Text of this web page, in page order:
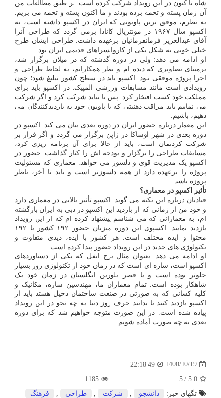
شاه تا کنون در این رویداد شرکت کرده است. بر طبق مطالعات من
آن زمان پسته و تخمه برده بودند و ما اکنون پسته و تخمه می بریم.
به نظرم، موفق ترین پاویونی که ایران در اکسپو داشته است، به
اکسپو سال ۱۹۶۷ در مونتریال کانادا برمی گردد که طراحی آنرا
آقای عبدالعزیز فرمانفرمائیان برعهده داشت. طراحی ایشان طرح
خیلی خوبی به شکل یکی از کاروانسراهای قدیمی ایران بود.
او ادامه می دهد: ولی در دوره گذشته که در میلان برگزار شد،
برمبنای تصاویری که دیده ام و نظر همکارانم، به لحاظ طراحی و
اجرا پروژه موفقی نبود. اکسپو باید در سطح کشور تبلیغ شود؛ چون
رویدادی است مانند مسابقات ورزشی المپیک. در اکسپو باید برای
مملکت خود کسب افتخار کرد. پس یا نباید شرکت کرد و اگر شرکت
می نماییم باید مراقب ذهنیتی که با پاویون خود به بازدیدکنندگان می
دهیم، باشیم.
این معمار درباره حضور ایران در دوره بعدی بیان می کند: اکسپو در
دوره بعدی در شهر اوساکا در ژاپن برگزار می گردد و اگر قرار بر
شرکت کردنمان است، باید از حالا برای آن برنامه ریزی کرد،
مسابقات طراحی را برگزار و بودجه اش را کنار گذاشت. حضور در
اکسپو یک مدیریت قوی و دلسوز می خواهد. معماری که مسئولیت
پروژه را برعهده دارد از همه دلسوزتر است و باید تا آخر، ناظر
پروژه باشد.
تأثیر اکسپو در معماری؟
قبادیان درباره این نکته می گوید: اکسپو تأثیر بالایی در معماری دارد
و خود من از زمانی که از بازدید این اکسپو در دبی به ایران بازگشته
ام، به معمارانی که می شناسم پیشنهاد کرده ام که از این رویداد
بازدید نمایند. اکسپوی این دوره میزبان حضور ۱۹۲ کشور با ۱۹۲
محتوا و ایده مختلف است. هر کشور با ایده، دیدی متفاوت و
تکنولوژی های جدید در این رویداد حضور پیدا کرده است.
او ادامه می دهد: بعنوان مثال برج ایفل که یکی از دستاوردهای
اکسپو است، سازه ای است که در زمان خود از تکنولوژی روز بسیار
جلوتر بوده است و یا قصر بلورین انگلستان در زمان خود یک
شاهکار بوده است. تمام معماران ما، مهندسین سازه، مکانیک و
کلیه کسانی که به صورتی در صنعت ساختمان دخیل هستد باید از
اکسپو بازدید کنند تا بدانند حرف روز دنیا به چه نحو در این رویداد
پیاده شده است. در این صورت متوجه خواهیم شد که برای دوره
بعدی به چه صورت آماده شویم.
1400/10/19
22:18:49
5.0
/
5
1185
تگهای خبر:
دانشجو , شركت , طراحی , فرهنگ